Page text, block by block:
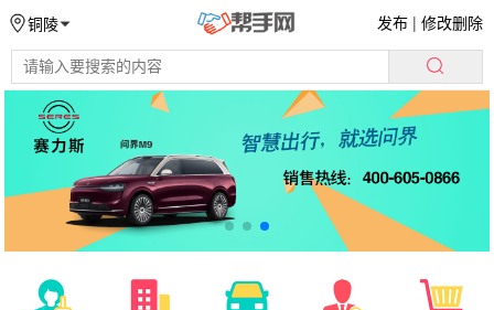
铜陵 发布 |修改删除